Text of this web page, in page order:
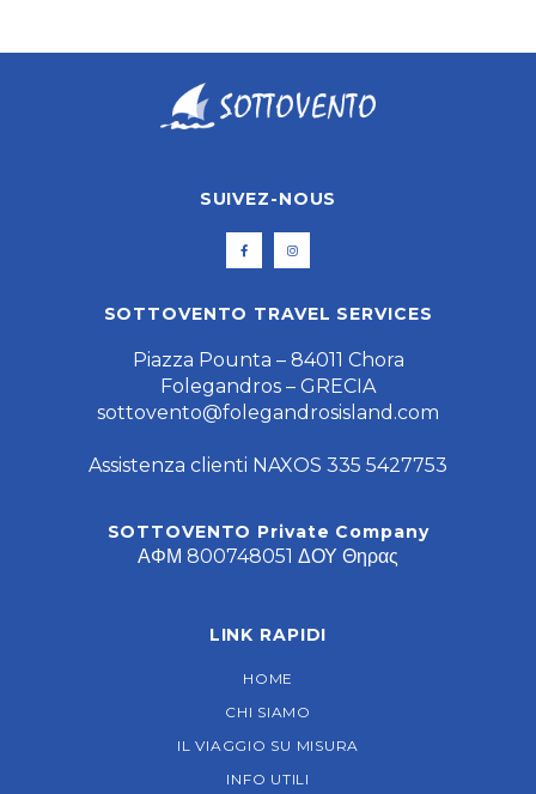
SUIVEZ-NOUS
SOTTOVENTO TRAVEL SERVICES
Piazza Pounta – 84011 Chora
Folegandros – GRECIA
sottovento@folegandrosisland.com
Assistenza clienti NAXOS 335 5427753
SOTTOVENTO Private Company
ΑΦΜ 800748051 ΔΟΥ Θηρας
LINK RAPIDI
HOME
CHI SIAMO
IL VIAGGIO SU MISURA
INFO UTILI